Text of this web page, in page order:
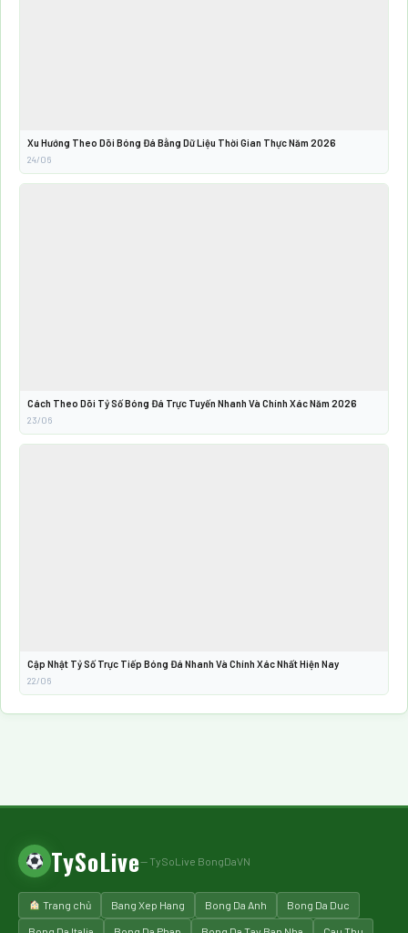
Xu Hướng Theo Dõi Bóng Đá Bằng Dữ Liệu Thời Gian Thực Năm 2026
24/06
Cách Theo Dõi Tỷ Số Bóng Đá Trực Tuyến Nhanh Và Chính Xác Năm 2026
23/06
Cập Nhật Tỷ Số Trực Tiếp Bóng Đá Nhanh Và Chính Xác Nhất Hiện Nay
22/06
TySoLive— TySoLive BongDaVN
Trang chủ Bang Xep Hang Bong Da Anh Bong Da Duc